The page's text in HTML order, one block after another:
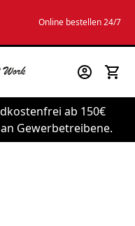
Online bestellen 24/7
ab 150€
Gewerbetreibene.